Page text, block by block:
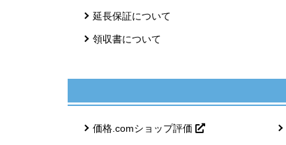
延長保証について
領収書について
価格.comショップ評価